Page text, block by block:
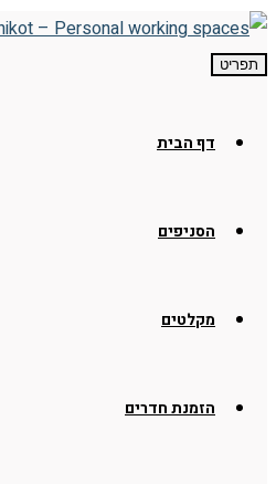
תפריט
דף הבית
הסניפים
מקלטים
הזמנת חדרים